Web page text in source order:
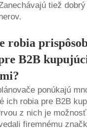
tiež
robia
B2B
ponúkajú
ich robia pre B2B
z nich je
firemnému